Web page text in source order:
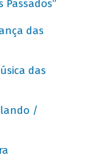
Passados”
das
das
/